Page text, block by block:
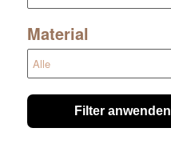
Material
Filter anwenden